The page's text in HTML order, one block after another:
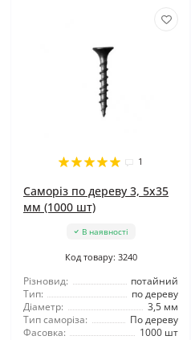
1
Саморіз по дереву 3, 5x35
мм (1000 шт)
В наявності
Код товару: 3240
Різновид:
потайний
Тип:
по дереву
Діаметр:
3,5 мм
Тип саморіза:
По дереву
Фасовка:
1000 шт